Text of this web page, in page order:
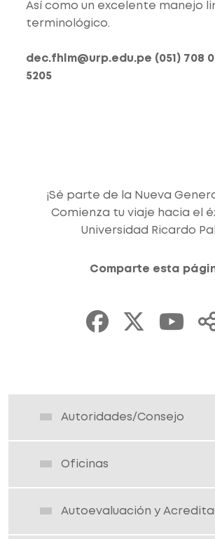
Así como un excelente manejo
terminológico.
dec.fhlm@urp.edu.pe (051) 708
5205
¡Sé parte de la Nueva
Comienza tu viaje hacia el
Universidad Ricardo
Comparte esta
Autoridades/Consejo
Oficinas
Autoevaluación y